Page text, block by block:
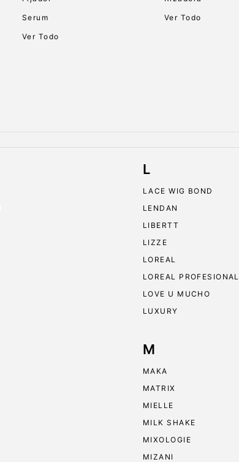
Serum
Ver Todo
Ver Todo
L
LACE WIG BOND
LENDAN
LIBERTT
LIZZE
LOREAL
LOREAL PROFESIONAL
LOVE U MUCHO
LUXURY
M
MAKA
MATRIX
MIELLE
MILK SHAKE
MIXOLOGIE
MIZANI